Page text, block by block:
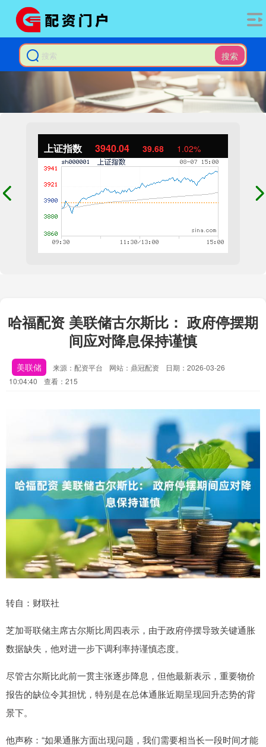
搜索
上证指数 3940.04 39.68 1.02%
哈福配资 美联储古尔斯比： 政府停摆期
间应对降息保持谨慎
美联储 来源：配资平台 网站：鼎冠配资
日期：2026-03-26
10:04:40
查看：215
转自：财联社
芝加哥联储主席古尔斯比周四表示，由于政府停摆导致关键通胀
数据缺失，他对进一步下调利率持谨慎态度。
尽管古尔斯比此前一贯主张逐步降息，但他最新表示，重要物价
报告的缺位令其担忧，特别是在总体通胀近期呈现回升态势的背
景下。
他声称：“如果通胀方面出现问题，我们需要相当长一段时间才能